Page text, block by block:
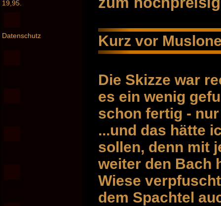
19,95.
Datenschutz Kurz vor
Die Skizze war
es ein wenig
schon fertig -
...und das hätte
sollen, denn mit
weiter den Bach
Wiese
dem Spachtel